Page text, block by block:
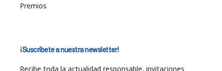
Premios
¡Suscríbete a nuestra newsletter!
Recibe toda la actualidad responsable, invitaciones